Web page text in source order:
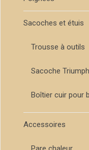
Sacoches et étuis
Trousse à outils
Sacoche
Boîtier cuir pour
Accessoires